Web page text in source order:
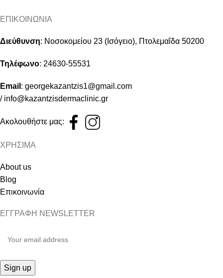
ΕΠΙΚΟΙΝΩΝΙΑ
Διεύθυνση: Νοσοκομείου 23 (Ισόγειο), Πτολεμαΐδα 50200
Τηλέφωνο: 24630-55531
Email : georgekazantzis1@gmail.com
/ info@kazantzisdermaclinic.gr
Ακολουθήστε μας:
ΧΡΗΣΙΜΑ
About us
Blog
Επικοινωνία
ΕΓΓΡΑΦΗ NEWSLETTER